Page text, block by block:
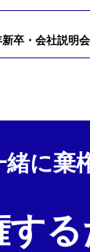
卒・会社説明
に棄
す